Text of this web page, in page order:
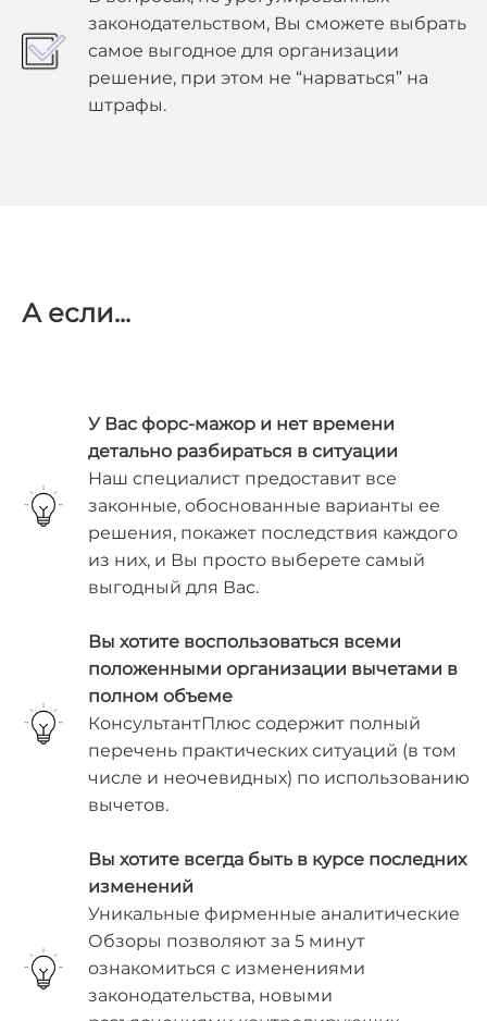
законодательством, Вы сможете выбрать
самое выгодное для организации
решение, при этом не “нарваться” на
штрафы.
А если...
У Вас форс-мажор и нет времени
детально разбираться в ситуации
Наш специалист предоставит все
законные, обоснованные варианты ее
решения, покажет последствия каждого
из них, и Вы просто выберете самый
выгодный для Вас.
Вы хотите воспользоваться всеми
положенными организации вычетами в
полном объеме
КонсультантПлюс содержит полный
перечень практических ситуаций (в том
числе и неочевидных) по использованию
вычетов.
Вы хотите всегда быть в курсе последних
изменений
Уникальные фирменные аналитические
Обзоры позволяют за 5 минут
ознакомиться с изменениями
законодательства, новыми